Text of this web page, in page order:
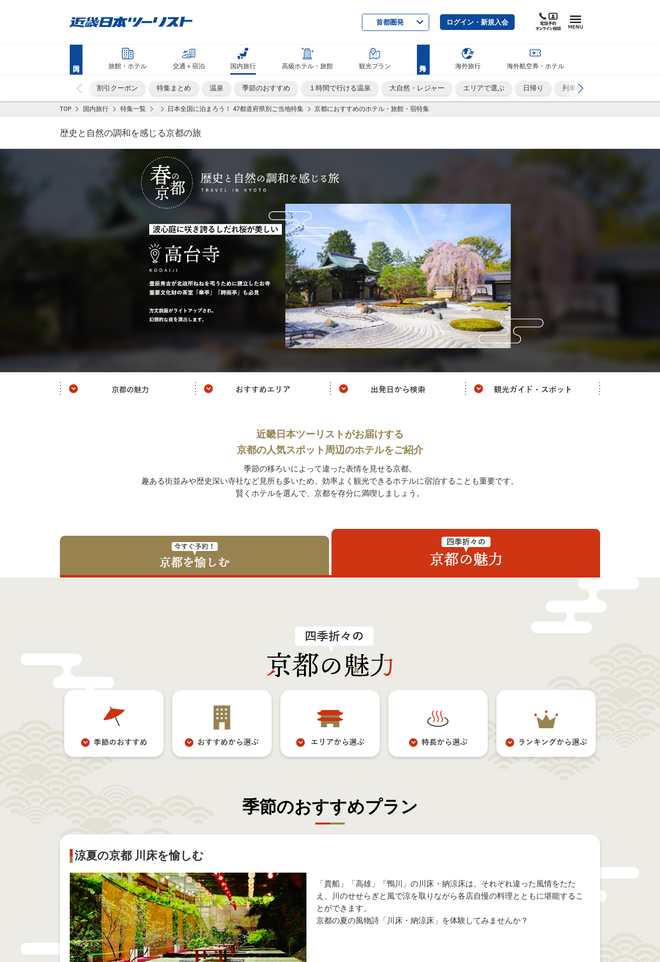
首都圏発 ログイン・新規入会
旅館・ホテル 交通＋宿泊 国内旅行 高級ホテル・旅館 観光プラン 海外旅行 海外航空券・ホテル
割引クーポン 特集まとめ 温泉 季節のおすすめ １時間で行ける温泉 大自然・レジャー エリアで選ぶ 日帰り 列車の旅
TOP 国内旅行 特集一覧 日本全国に泊まろう！ 47都道府県別ご当地特集 京都におすすめのホテル・旅館・宿特集
歴史と自然の調和を感じる京都の旅
近畿日本ツーリストがお届けする
京都の人気スポット周辺のホテルをご紹介
季節の移ろいによって違った表情を見せる京都。
趣ある街並みや歴史深い寺社など見所も多いため、効率よく観光できるホテルに宿泊することも重要です。
賢くホテルを選んで、京都を存分に満喫しましょう。
季節のおすすめプラン
涼夏の京都 川床を愉しむ
「貴船」「高雄」「鴨川」の川床・納涼床は、それぞれ違った風情をたた
え、川のせせらぎと風で涼を取りながら各店自慢の料理とともに堪能するこ
とができます。
京都の夏の風物詩「川床・納涼床」を体験してみませんか？